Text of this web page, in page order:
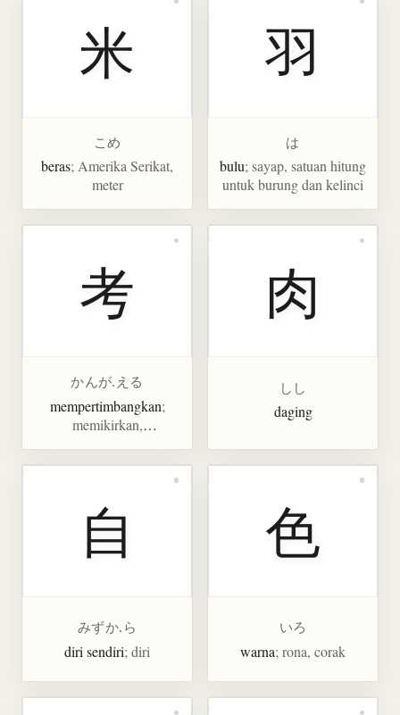
米
こめ
beras; Amerika Serikat,
meter
羽
は
bulu; sayap, satuan hitung
untuk burung dan kelinci
考
かんが.える
mempertimbangkan;
memikirkan,
menyelidiki
肉
しし
daging
自
みずか.ら
diri sendiri; diri
色
いろ
warna; rona, corak